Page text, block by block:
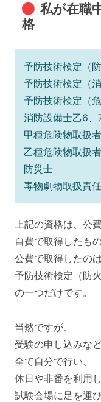
私が在職
格
予防技術検定（防
予防技術検定（
予防技術検定（危
消防設備士乙6、
甲種危険物取扱者
乙種危険物取扱
防災士
毒物劇物取扱責
上記の資格は、公
自費で取得したも
公費で取得したのは
予防技術検定（防火
の一つだけです。
当然ですが、
受験の申し込みな
全て自分で行い、
休日や非番を利用
試験会場に足を運び